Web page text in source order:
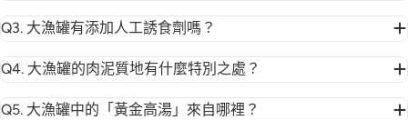
Q3. 大漁罐有添加人工誘食劑嗎？
Q4. 大漁罐的肉泥質地有什麼特別之處？
Q5. 大漁罐中的「黃金高湯」來自哪裡？